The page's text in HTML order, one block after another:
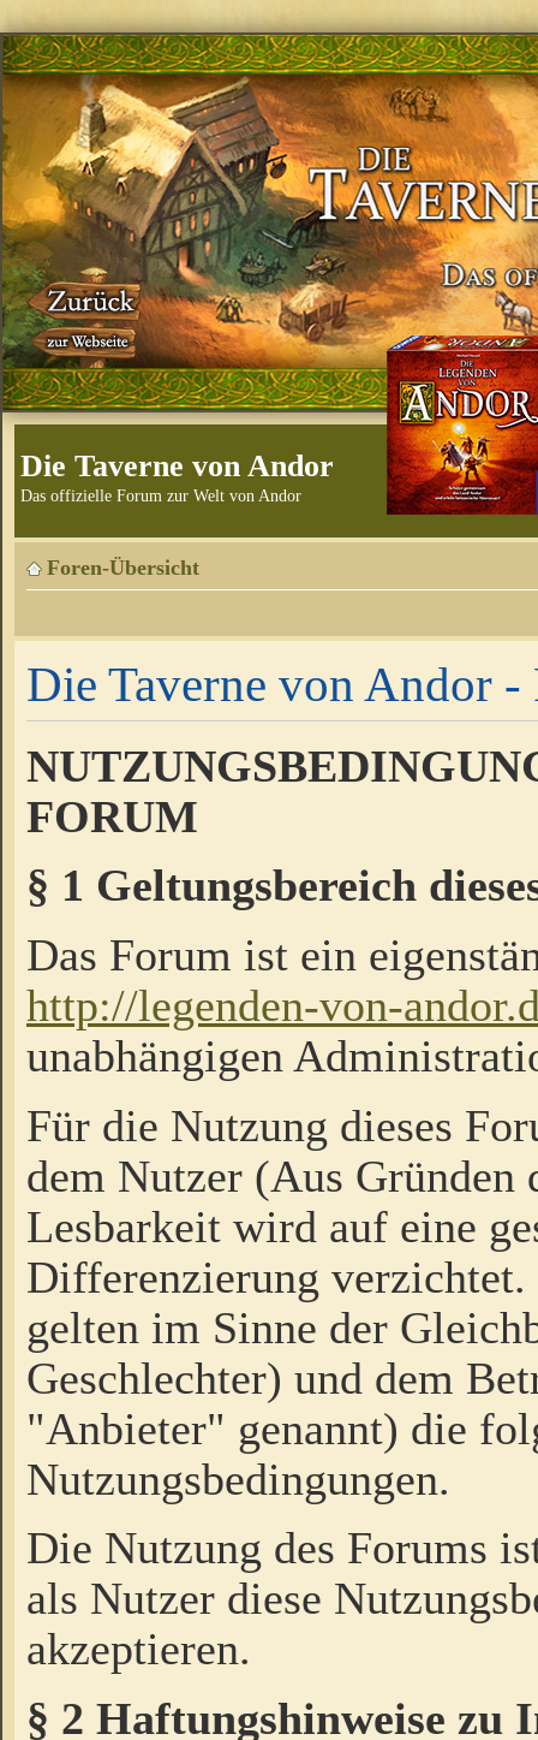
Die Taverne von Andor
Das offizielle Forum zur Welt von Andor
Foren-Übersicht
Die Taverne von Andor -
FORUM
§ 1 Geltungsbereich
Das Forum ist ein
http://legenden-von-
unabhängigen
Für die Nutzung dieses
dem Nutzer (Aus Gründen
Lesbarkeit wird auf eine
Differenzierung
gelten im Sinne der
Geschlechter) und dem
"Anbieter" genannt) die
Nutzungsbedingungen.
Die Nutzung des Forums
als Nutzer diese
akzeptieren.
§ 2 Haftungshinweise zu